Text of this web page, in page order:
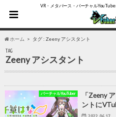
VR・メタバース・バーチャル
ホーム タグ : Zeeny アシスタント
TAG
Zeeny アシスタント
バーチャルYouTuber
「Zeeny
ントに